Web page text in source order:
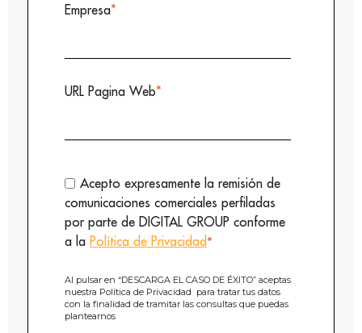
Empresa*
URL Pagina Web*
Acepto expresamente la remisión de
comunicaciones comerciales perfiladas
por parte de DIGITAL GROUP conforme
a la Política de Privacidad*
Al pulsar en “DESCARGA EL CASO DE ÉXITO” aceptas
nuestra Política de Privacidad para tratar tus datos
con la finalidad de tramitar las consultas que puedas
plantearnos